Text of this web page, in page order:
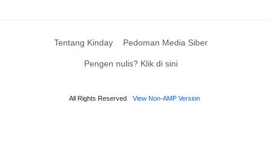
Tentang Kinday Pedoman Media Siber
Pengen nulis? Klik di sini
All Rights Reserved View Non-AMP Version